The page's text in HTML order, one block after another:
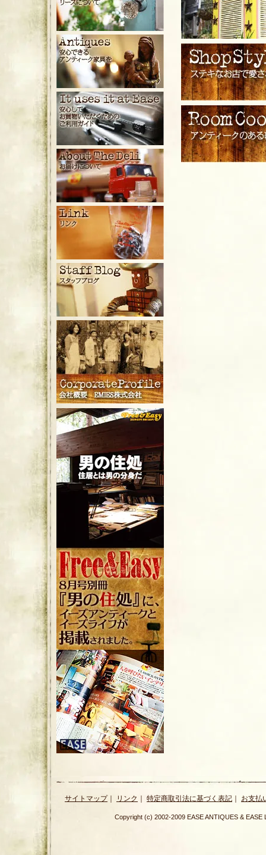
サイトマップ｜ リンク ｜ 特定商取引法に基づく表記 ｜ お支払
Copyright (c) 2002-2009 EASE ANTIQUES &